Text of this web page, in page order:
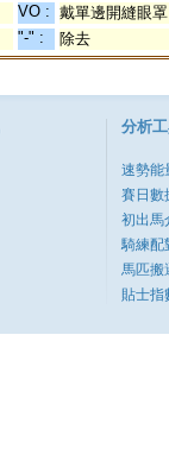
VO : 戴單邊開縫眼罩
"-" : 除去
分析
速勢能
賽日數
初出馬
騎練配
馬匹搬
貼士指